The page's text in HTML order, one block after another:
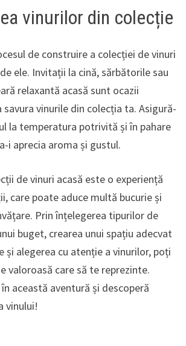
vinurilor din colecție
de construire a colecției de vinuri
ele. Invitații la cină, sărbătorile sau
relaxantă acasă sunt ocazii
vinurile din colecția ta. Asigură-
la temperatura potrivită și în pahare
i aprecia aroma și gustul.
de vinuri acasă este o experiență
care poate aduce multă bucurie și
Prin înțelegerea tipurilor de
buget, crearea unui spațiu adecvat
și alegerea cu atenție a vinurilor, poți
valoroasă care să te reprezinte.
această aventură și descoperă
vinului!